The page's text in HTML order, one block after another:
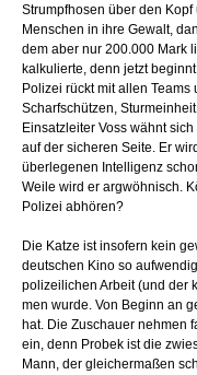
Strumpfhosen über den
Menschen in ihre Gewalt,
dem aber nur 200.000 Mark
kalkulierte, denn jetzt
Polizei rückt mit allen
Scharfschützen,
Einsatzleiter Voss wähnt
auf der sicheren Seite. Er
überlegenen Intelligenz
Weile wird er argwöhnisch.
Polizei abhören?
Die Katze ist insofern kein
deutschen Kino so
polizeilichen Arbeit (und der
men wurde. Von Beginn an
hat. Die Zuschauer nehmen
ein, denn Probek ist die
Mann, der gleichermaßen